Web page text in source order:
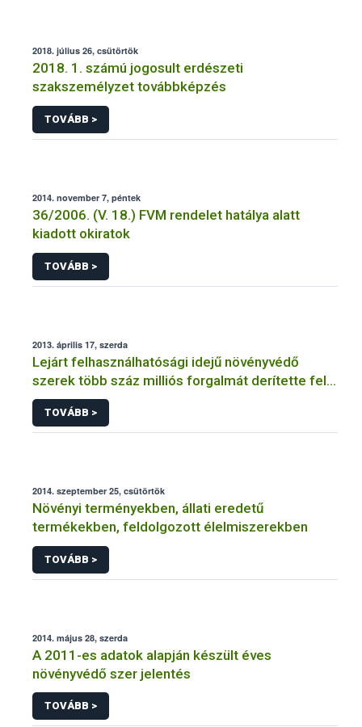
2018. július 26, csütörtök
2018. 1. számú jogosult erdészeti
szakszemélyzet továbbképzés
TOVÁBB >
2014. november 7, péntek
36/2006. (V. 18.) FVM rendelet hatálya alatt
kiadott okiratok
TOVÁBB >
2013. április 17, szerda
Lejárt felhasználhatósági idejű növényvédő
szerek több száz milliós forgalmát derítette fel a
NÉBIH
TOVÁBB >
2014. szeptember 25, csütörtök
Növényi terményekben, állati eredetű
termékekben, feldolgozott élelmiszerekben
TOVÁBB >
2014. május 28, szerda
A 2011-es adatok alapján készült éves
növényvédő szer jelentés
TOVÁBB >